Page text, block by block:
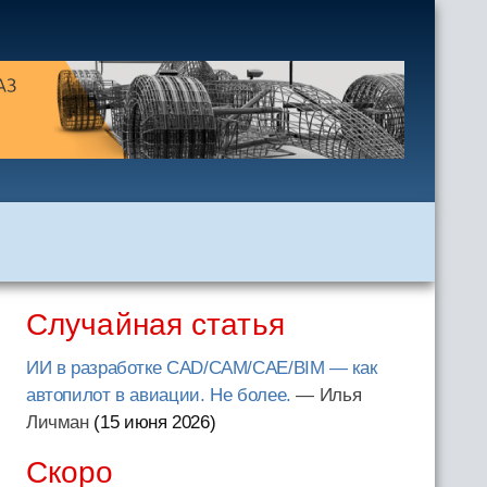
Случайная статья
ИИ в разработке CAD/CAM/CAE/BIM — как
автопилот в авиации. Не более. — Илья
Личман (15 июня 2026)
Скоро